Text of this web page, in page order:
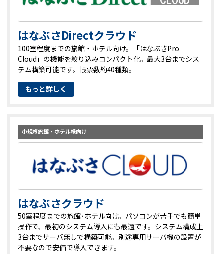
はなぶさDirectクラウド
100室程度までの旅館・ホテル向け。「はなぶさPro
Cloud」の機能を絞り込みコンパクト化。最大3台までシス
テム構築可能です。帳票数約40種類。
もっと詳しく
小規模旅館・ホテル様向け
はなぶさクラウド
50室程度までの旅館･ホテル向け。パソコンが苦手でも簡単
操作で、最初のシステム導入にも最適です。システム構成上
3台までサーバ無しで構築可能。別途専用サーバ機の設置が
不要なので安価で導入できます。